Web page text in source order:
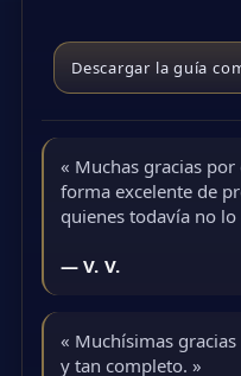
Descargar la guía
« Muchas gracias
forma excelente de
quienes todavía no lo
— V. V.
« Muchísimas
y tan completo. »